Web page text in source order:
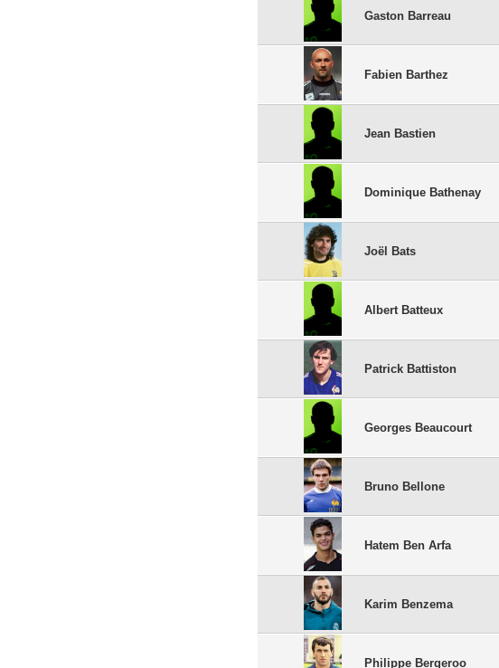
Gaston Barreau
Fabien Barthez
Jean Bastien
Dominique Bathenay
Joël Bats
Albert Batteux
Patrick Battiston
Georges Beaucourt
Bruno Bellone
Hatem Ben Arfa
Karim Benzema
Philippe Bergeroo